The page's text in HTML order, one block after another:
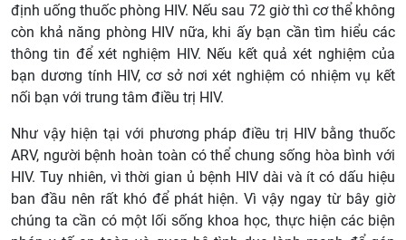
định uống thuốc phòng HIV. Nếu sau 72 giờ thì cơ thể không
còn khả năng phòng HIV nữa, khi ấy bạn cần tìm hiểu các
thông tin để xét nghiệm HIV. Nếu kết quả xét nghiệm của
bạn dương tính HIV, cơ sở nơi xét nghiệm có nhiệm vụ kết
nối bạn với trung tâm điều trị HIV.
Như vậy hiện tại với phương pháp điều trị HIV bằng thuốc
ARV, người bệnh hoàn toàn có thể chung sống hòa bình với
HIV. Tuy nhiên, vì thời gian ủ bệnh HIV dài và ít có dấu hiệu
ban đầu nên rất khó để phát hiện. Vì vậy ngay từ bây giờ
chúng ta cần có một lối sống khoa học, thực hiện các biện